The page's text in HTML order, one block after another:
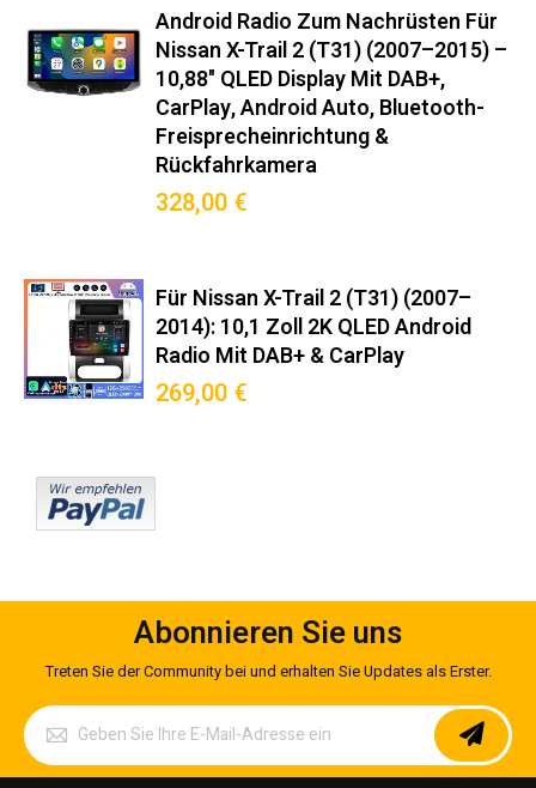
Technologie)
Display: 2K QLED-Touchscreen mit 178°
Blickwinkelstabilität (Hervorragende Bildqualität &
Augenschonend)
Navigation:Dual-GPS (GPS + Galileo Unterstützung)
Audioausgang:4x50W RMS (THD <0.05%)
Einbaukompatibilität‌ 100%
(T31) (2007–2014): Hochwertige
Integration für Ihr Fahrzeug und
volle Systemkompatibilität.
Mitgelieferter Montagerahmen in Wagenfarbe
Keine Modifikationen am Armaturenbrett nötig
Premium-Funktionen
Wireless Android Auto™/CarPlay™ (5GHz WiFi)
DAB+ Radio mit RDS-TMC Verkehrsinfos
360° Kamera-Support (Max. 4 Kameras)
OBD2-Diagnose mit Echtzeit-Fahrzeugdaten
Sprachsteuerung via Google Assistant/Siri
Android Radio Zum Nachrüsten Für
Nissan X-Trail 2 (T31) (2007–2015) –
10,88" QLED Display Mit DAB+,
CarPlay, Android Auto, Bluetooth-
Freisprecheinrichtung &
Rückfahrkamera
328,00 €
Für Nissan X-Trail 2 (T31) (2007–
2014): 10,1 Zoll 2K QLED Android
Radio Mit DAB+ & CarPlay
269,00 €
Abonnieren Sie uns
Treten Sie der Community bei und erhalten Sie Updates als Erster.
Melden
Sie
sich
für